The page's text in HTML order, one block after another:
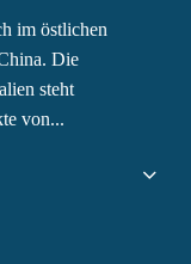
im östlichen
Die
steht
von...